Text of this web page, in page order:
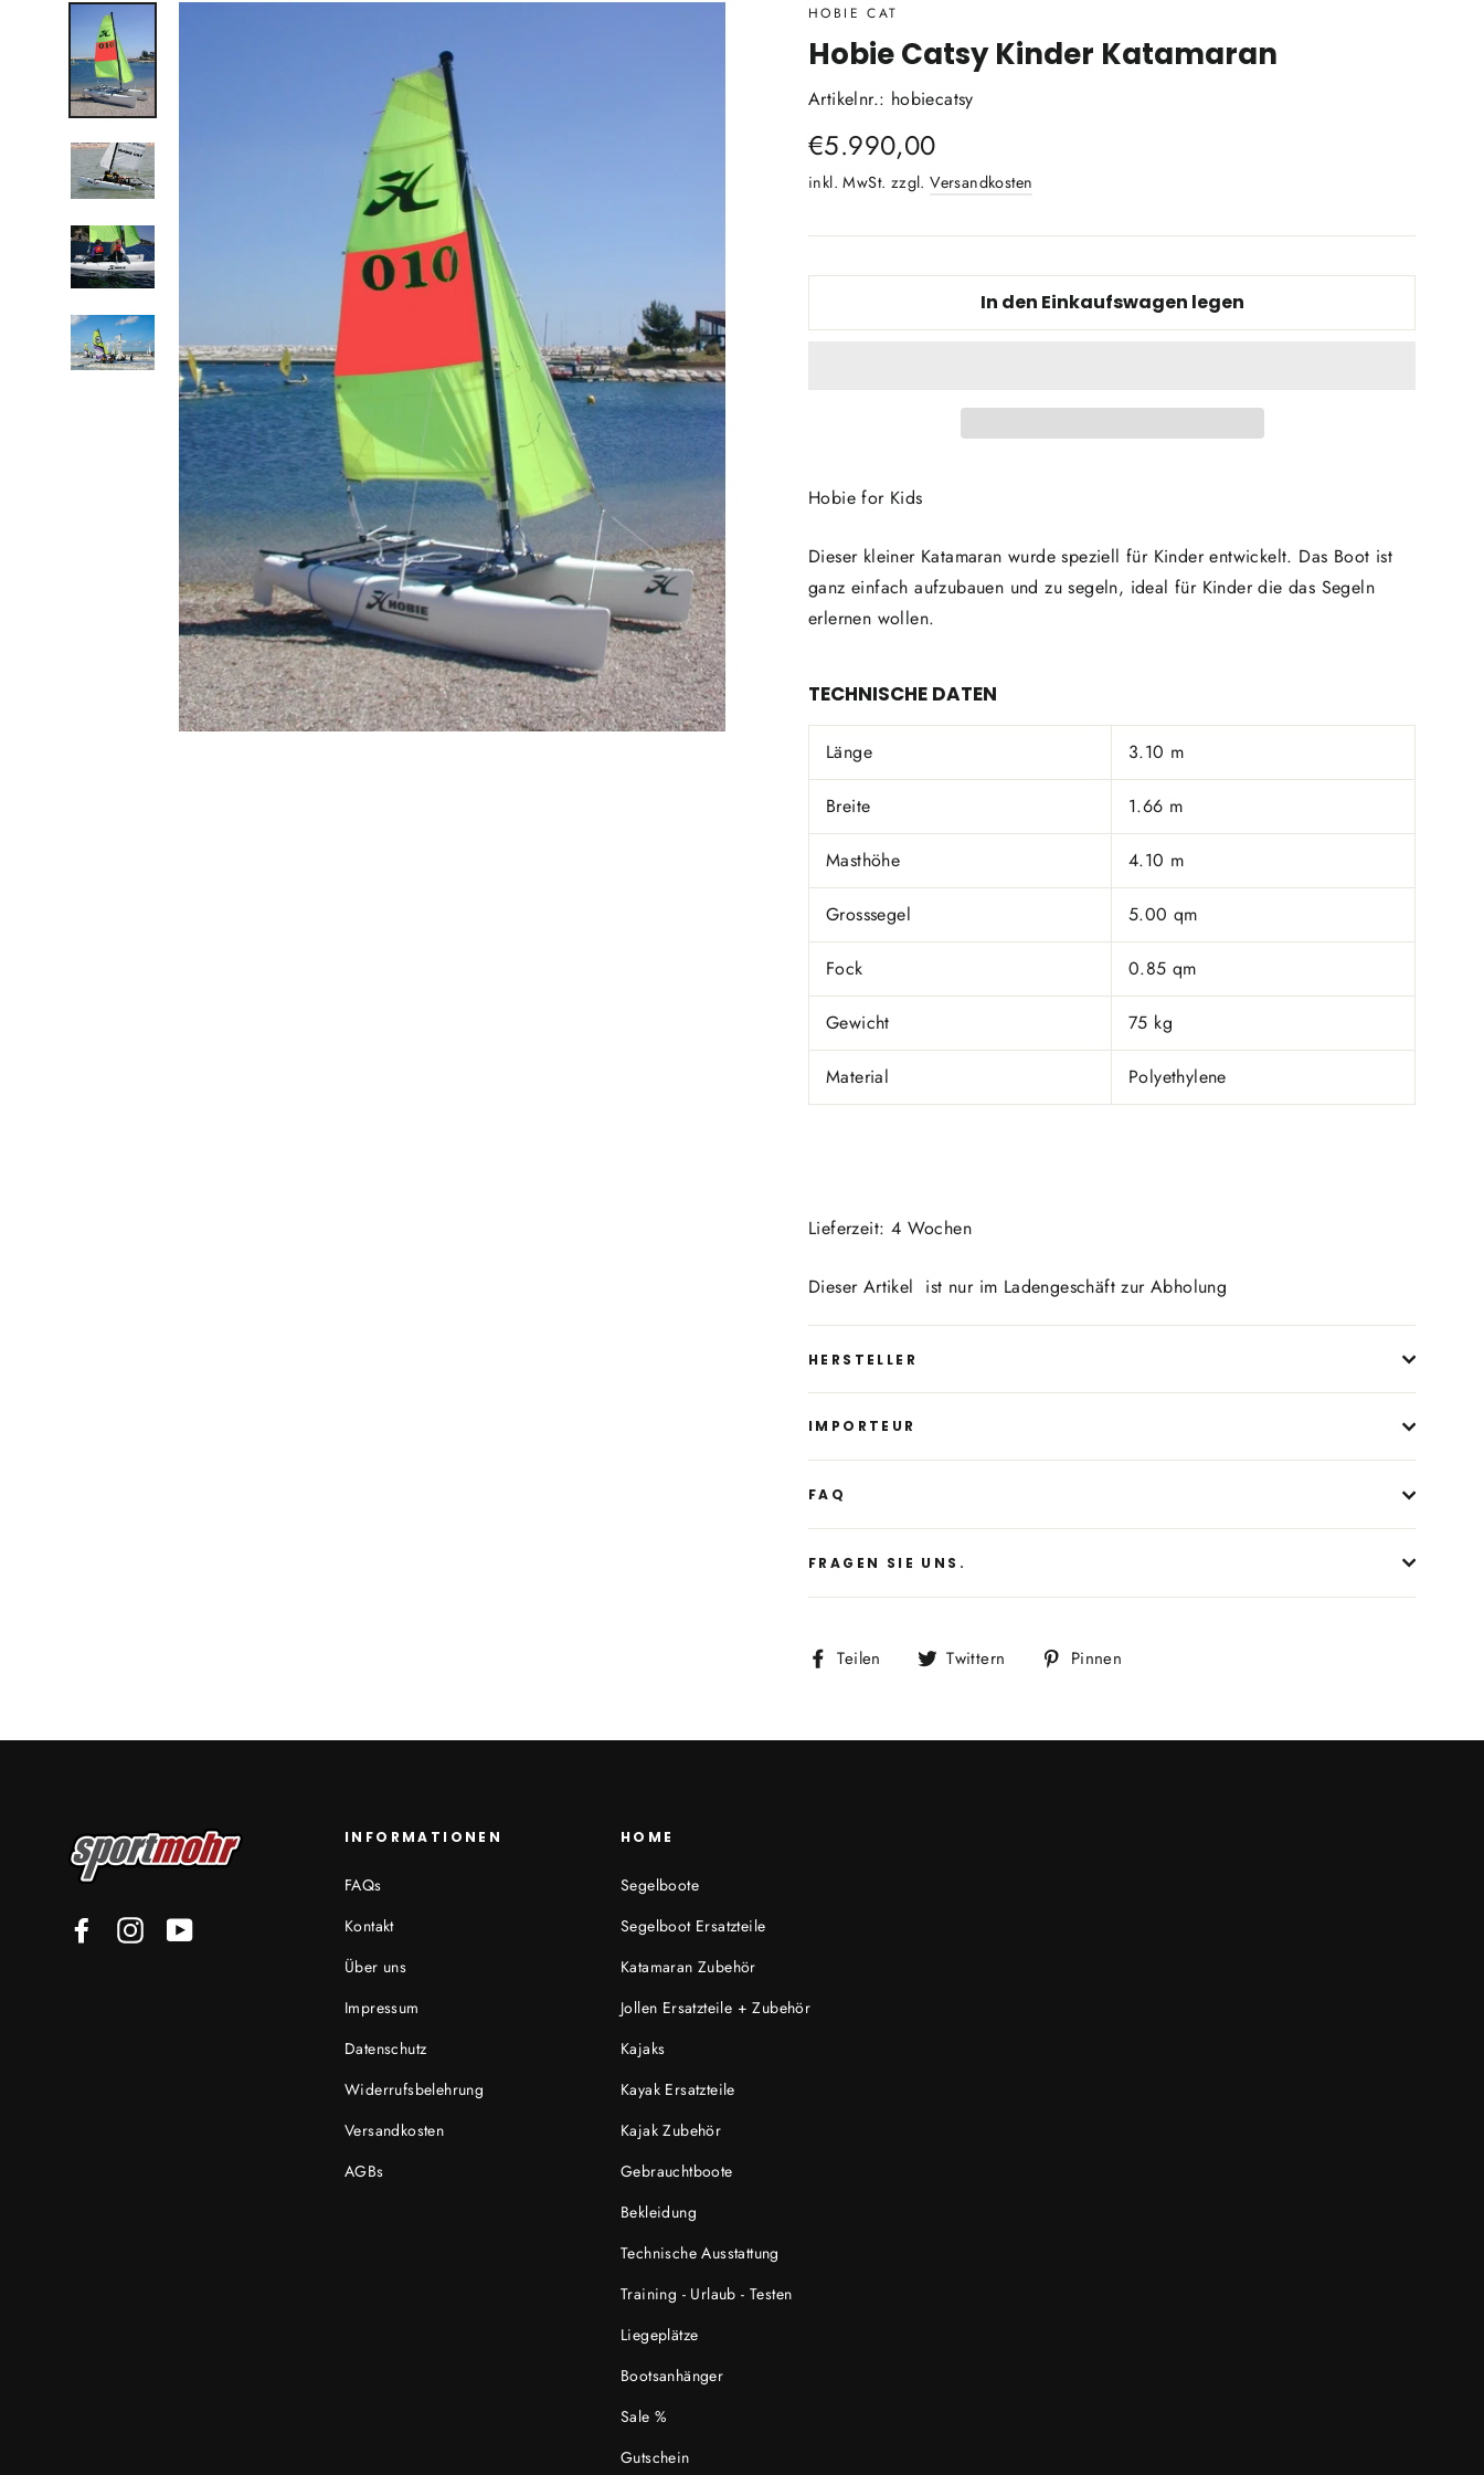
HOBIE CAT
Hobie Catsy Kinder Katamaran
Artikelnr.: hobiecatsy
Normaler
€5.990,00
inkl. MwSt. zzgl.Versandkosten
In den Einkaufswagen legen
Hobie for Kids
Dieser kleiner Katamaran wurde speziell für Kinder entwickelt. Das Boot ist
ganz einfach aufzubauen und zu segeln, ideal für Kinder die das Segeln
erlernen wollen.
TECHNISCHE DATEN
Länge 3.10 m
Breite 1.66 m
Masthöhe 4.10 m
Grosssegel 5.00 qm
Fock 0.85 qm
Gewicht 75 kg
Material Polyethylene
Lieferzeit: 4 Wochen
Dieser Artikel ist nur im Ladengeschäft zur Abholung
HERSTELLER
IMPORTEUR
FAQ
FRAGEN SIE UNS.
Teilen
Auf
Twittern
Auf
Pinnen
FacebookInstagramYouTube
INFORMATIONEN
FAQs
Kontakt
Über uns
Impressum
Datenschutz
Widerrufsbelehrung
Versandkosten
AGBs
HOME
Segelboote
Segelboot Ersatzteile
Katamaran Zubehör
Jollen Ersatzteile + Zubehör
Kajaks
Kayak Ersatzteile
Kajak Zubehör
Gebrauchtboote
Bekleidung
Technische Ausstattung
Training - Urlaub - Testen
Liegeplätze
Bootsanhänger
Sale %
Gutschein